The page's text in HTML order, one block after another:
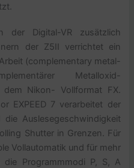
der Digital-VR zusätzlich
der Z5II verrichtet ein
(complementary metal-
Metalloxid-
Nikon- Vollformat FX.
EXPEED 7 verarbeitet der
Auslesegeschwindigkeit
Shutter in Grenzen. Für
Vollautomatik und für mehr
die Programmmodi P, S, A